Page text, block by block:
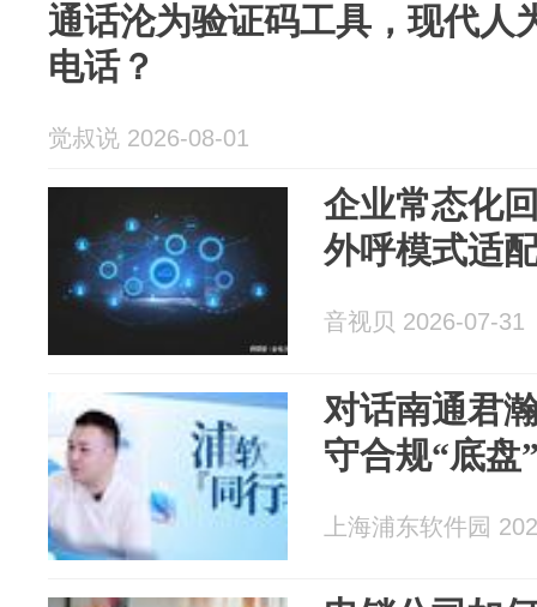
通话沦为验证码工具，现代人
电话？
觉叔说 2026-08-01
企业常态化
外呼模式适
音视贝 2026-07-31
对话南通君
守合规“底盘
上海浦东软件园